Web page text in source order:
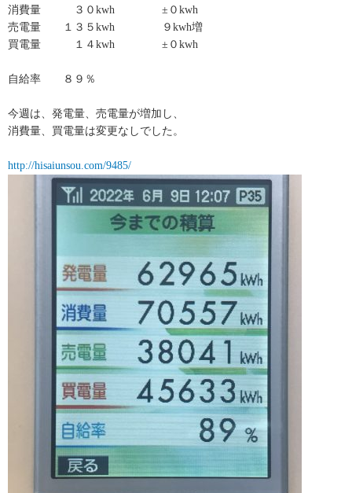
消費量 ３０kwh ±０kwh
売電量 １３５kwh ９kwh増
買電量 １４kwh ±０kwh
自給率 ８９％
今週は、発電量、売電量が増加し、
消費量、買電量は変更なしでした。
http://hisaiunsou.com/9485/